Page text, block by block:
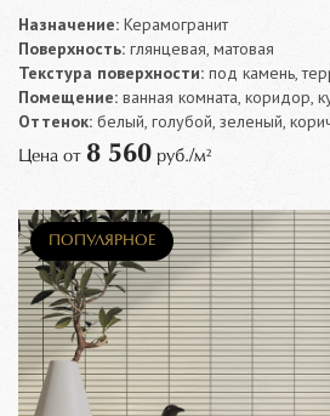
Назначение: Керамогранит
Поверхность: глянцевая, матовая
Текстура поверхности: под камень,
Помещение: ванная комната, коридор,
Оттенок: белый, голубой, зеленый,
Цена от 8 560 руб./м²
ПОПУЛЯРНОЕ